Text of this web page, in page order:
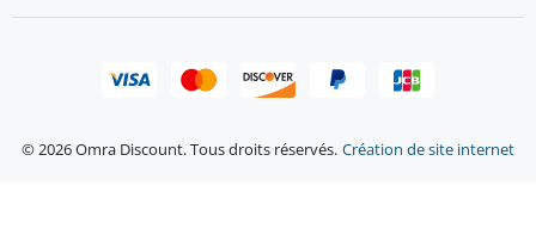
© 2026 Omra Discount. Tous droits réservés. Création de site internet